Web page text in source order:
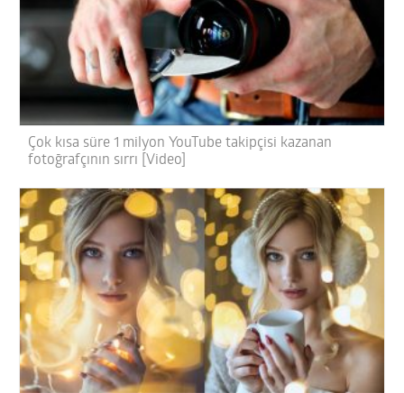
Çok kısa süre 1 milyon YouTube takipçisi kazanan
fotoğrafçının sırrı [Video]